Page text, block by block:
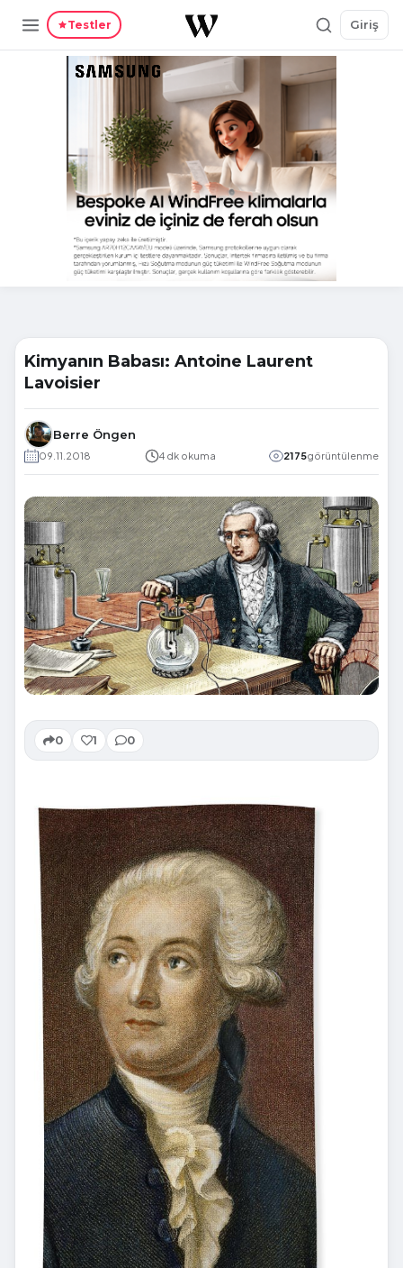
Testler Giriş
Kimyanın Babası: Antoine Laurent
Lavoisier
Berre Öngen
09.11.2018 4 dk okuma 2175görüntülenme
0 1 0